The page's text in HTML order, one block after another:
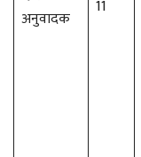
अनुवादक
11